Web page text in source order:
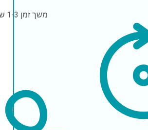
משך זמן 1-3 שעות